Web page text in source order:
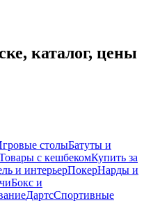
каталог, цены
столыБатуты и
с кешбекомКупить за
и интерьерПокерНарды и
Бокс и
ДартсСпортивные